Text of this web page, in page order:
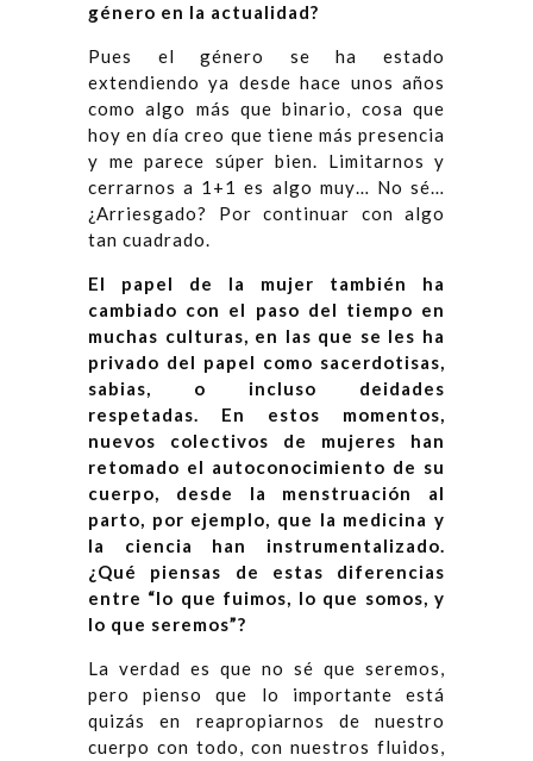
género en la actualidad?
Pues el género se ha estado
extendiendo ya desde hace unos años
como algo más que binario, cosa que
hoy en día creo que tiene más presencia
y me parece súper bien. Limitarnos y
cerrarnos a 1+1 es algo muy… No sé…
¿Arriesgado? Por continuar con algo
tan cuadrado.
El papel de la mujer también ha
cambiado con el paso del tiempo en
muchas culturas, en las que se les ha
privado del papel como sacerdotisas,
sabias, o incluso deidades
respetadas. En estos momentos,
nuevos colectivos de mujeres han
retomado el autoconocimiento de su
cuerpo, desde la menstruación al
parto, por ejemplo, que la medicina y
la ciencia han instrumentalizado.
¿Qué piensas de estas diferencias
entre “lo que fuimos, lo que somos, y
lo que seremos”?
La verdad es que no sé que seremos,
pero pienso que lo importante está
quizás en reapropiarnos de nuestro
cuerpo con todo, con nuestros fluidos,